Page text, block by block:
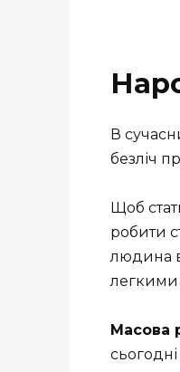
В
безліч
Щоб
робити
людина
Масова